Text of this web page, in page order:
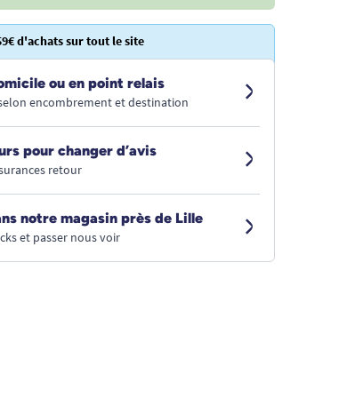
d'achats sur tout le site
ou en point relais
encombrement et destination
pour changer d’avis
retour
notre magasin près de Lille
et passer nous voir